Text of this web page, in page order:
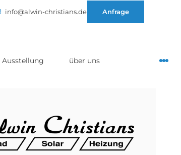
info@alwin-christians.de Anfrage
Ausstellung über uns